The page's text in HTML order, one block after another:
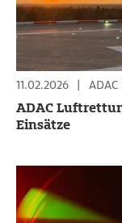
11.02.2026 |
ADAC
Einsätze